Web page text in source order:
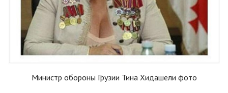
Министр обороны Грузии Тина Хидашели фото